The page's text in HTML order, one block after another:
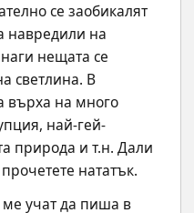
се заобикалят
навредили на
нещата се
светлина. В
върха на много
най-гей-
природа и т.н. Дали
нататък.
ме учат да пиша в